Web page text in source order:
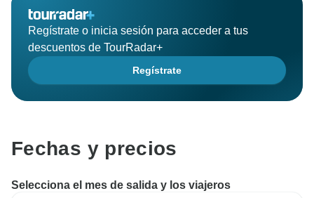
Regístrate o inicia sesión para acceder a tus
descuentos de TourRadar+
Regístrate
Fechas y precios
Selecciona el mes de salida y los viajeros